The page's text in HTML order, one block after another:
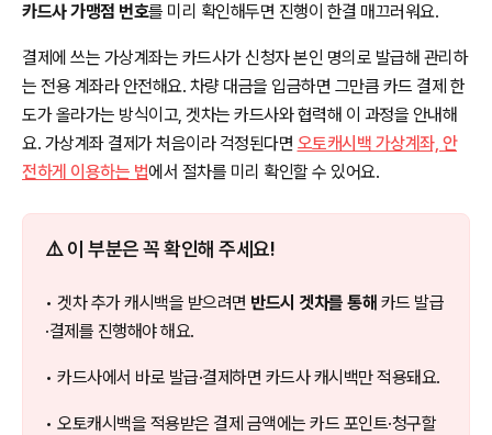
카드사 가맹점 번호를 미리 확인해두면 진행이 한결 매끄러워요.
결제에 쓰는 가상계좌는 카드사가 신청자 본인 명의로 발급해 관리하
는 전용 계좌라 안전해요. 차량 대금을 입금하면 그만큼 카드 결제 한
도가 올라가는 방식이고, 겟차는 카드사와 협력해 이 과정을 안내해
요. 가상계좌 결제가 처음이라 걱정된다면 오토캐시백 가상계좌, 안
전하게 이용하는 법에서 절차를 미리 확인할 수 있어요.
⚠️ 이 부분은 꼭 확인해 주세요!
• 겟차 추가 캐시백을 받으려면 반드시 겟차를 통해 카드 발급
·결제를 진행해야 해요.
• 카드사에서 바로 발급·결제하면 카드사 캐시백만 적용돼요.
• 오토캐시백을 적용받은 결제 금액에는 카드 포인트·청구할